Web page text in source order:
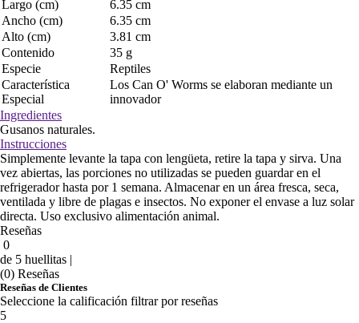
Largo (cm)
6.35 cm
Ancho (cm)
6.35 cm
Alto (cm)
3.81 cm
Contenido
35 g
Especie
Reptiles
Característica
Especial
Los Can O' Worms se elaboran mediante un
innovador
Ingredientes
Gusanos naturales.
Instrucciones
Simplemente levante la tapa con lengüeta, retire la tapa y sirva. Una
vez abiertas, las porciones no utilizadas se pueden guardar en el
refrigerador hasta por 1 semana. Almacenar en un área fresca, seca,
ventilada y libre de plagas e insectos. No exponer el envase a luz solar
directa. Uso exclusivo alimentación animal.
Reseñas
0
de 5 huellitas |
(0) Reseñas
Reseñas de Clientes
Seleccione la calificación filtrar por reseñas
5